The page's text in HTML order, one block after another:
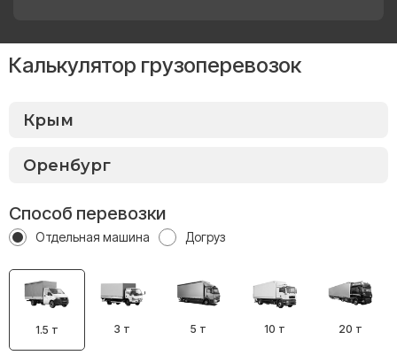
Калькулятор грузоперевозок
Способ перевозки
Отдельная машина Догруз
1.5 т 3 т 5 т 10 т 20 т